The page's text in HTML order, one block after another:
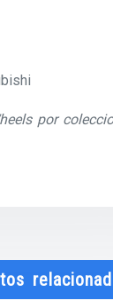
por